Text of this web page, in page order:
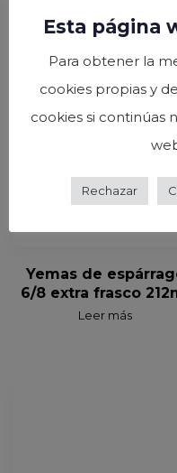
Yemas de
6/8 extra frasco
Leer más
Esta página
Para obtener la
cookies propias y
cookies si continúas
Rechazar